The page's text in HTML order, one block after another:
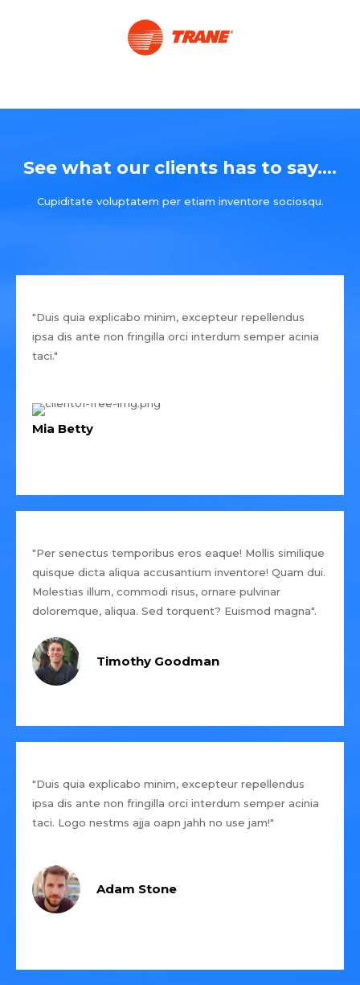
See what our clients has to say....
Cupiditate voluptatem per etiam inventore sociosqu.
"Duis quia explicabo minim, excepteur repellendus
ipsa dis ante non fringilla orci interdum semper acinia
taci."
Mia Betty
"Per senectus temporibus eros eaque! Mollis similique
quisque dicta aliqua accusantium inventore! Quam dui.
Molestias illum, commodi risus, ornare pulvinar
doloremque, aliqua. Sed torquent? Euismod magna".
Timothy Goodman
"Duis quia explicabo minim, excepteur repellendus
ipsa dis ante non fringilla orci interdum semper acinia
taci. Logo nestms ajja oapn jahh no use jam!"
Adam Stone